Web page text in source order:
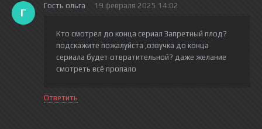
Г
Гость ольга 19 февраля 2025 14:02
Кто смотрел до конца сериал Запретный плод?
подскажите пожалуйста ,озвучка до конца
сериала будет отвратительной? даже желание
смотреть всё пропало
Ответить